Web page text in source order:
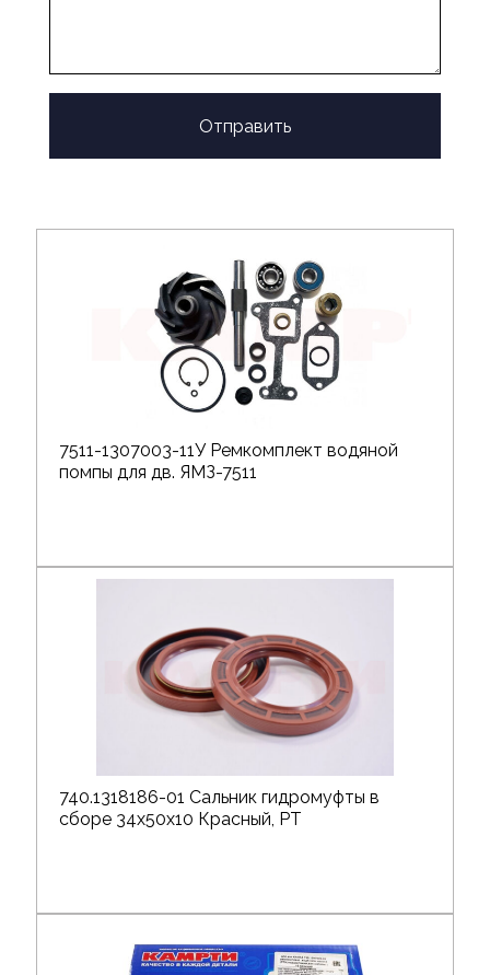
Отправить
7511-1307003-11У Ремкомплект водяной
помпы для дв. ЯМЗ-7511
740.1318186-01 Сальник гидромуфты в
сборе 34х50х10 Красный, РТ